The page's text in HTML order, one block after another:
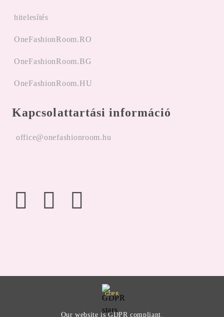
hitelesítés
OneFashionRoom.RO
OneFashionRoom.BG
OneFashionRoom.HU
Kapcsolattartási információ
office@onefashionroom.hu
GDPR
Our website is GDPR compliant.